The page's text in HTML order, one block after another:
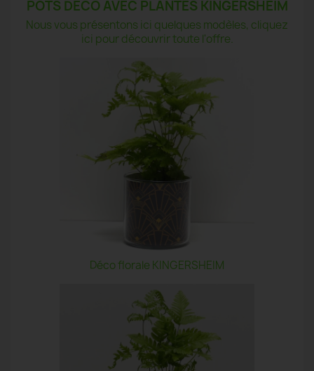
POTS DECO AVEC PLANTES KINGERSHEIM
Nous vous présentons ici quelques modèles, cliquez
ici pour découvrir toute l'offre.
Déco florale KINGERSHEIM